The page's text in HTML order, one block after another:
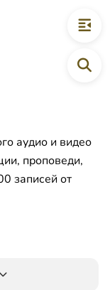
аудио и видео
проповеди,
записей от